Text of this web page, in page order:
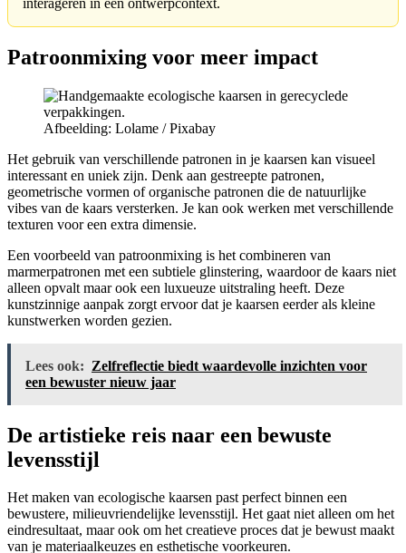
Patroonmixing voor meer impact
Afbeelding: Lolame / Pixabay
Het gebruik van verschillende patronen in je kaarsen kan visueel
interessant en uniek zijn. Denk aan gestreepte patronen,
geometrische vormen of organische patronen die de natuurlijke
vibes van de kaars versterken. Je kan ook werken met verschillende
texturen voor een extra dimensie.
Een voorbeeld van patroonmixing is het combineren van
marmerpatronen met een subtiele glinstering, waardoor de kaars niet
alleen opvalt maar ook een luxueuze uitstraling heeft. Deze
kunstzinnige aanpak zorgt ervoor dat je kaarsen eerder als kleine
kunstwerken worden gezien.
Lees ook: Zelfreflectie biedt waardevolle inzichten voor
een bewuster nieuw jaar
De artistieke reis naar een bewuste
levensstijl
Het maken van ecologische kaarsen past perfect binnen een
bewustere, milieuvriendelijke levensstijl. Het gaat niet alleen om het
eindresultaat, maar ook om het creatieve proces dat je bewust maakt
van je materiaalkeuzes en esthetische voorkeuren.